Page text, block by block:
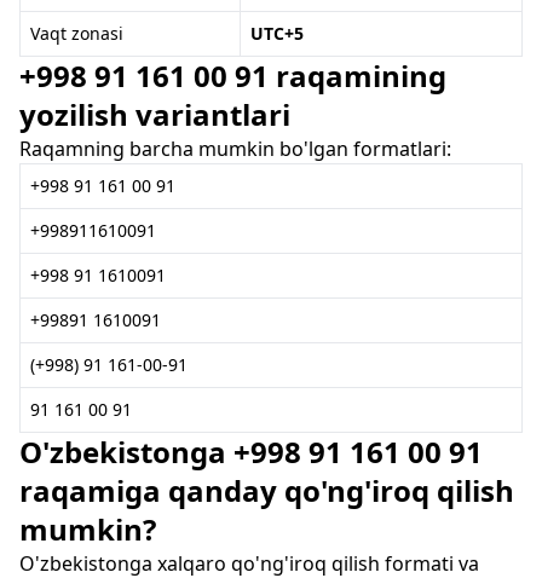
Vaqt zonasi
UTC+5
+998 91 161 00 91 raqamining
yozilish variantlari
Raqamning barcha mumkin bo'lgan formatlari:
+998 91 161 00 91
+998911610091
+998 91 1610091
+99891 1610091
(+998) 91 161-00-91
91 161 00 91
O'zbekistonga +998 91 161 00 91
raqamiga qanday qo'ng'iroq qilish
mumkin?
O'zbekistonga xalqaro qo'ng'iroq qilish formati va